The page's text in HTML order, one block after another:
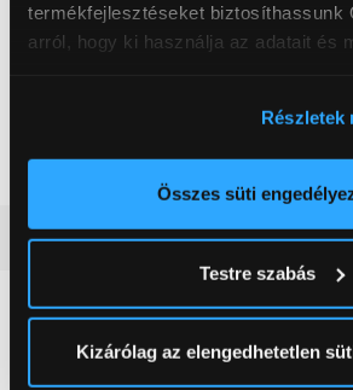
termékfejlesztéseket biztosíthassunk
arról, hogy ki használja az adatait és
elhelyezkedéséről pár méteres
Az Ön készülékén
módjairól és adja meg preferenciáit a
pontban. Bármikor módosíthatja
Sütinyilatkozathoz való
Részletek
Összes süti
Testre szabás
Kizárólag az elengedhetetlen
Gorenje NRS8182KX Side
Vásárlói vélemények(0)